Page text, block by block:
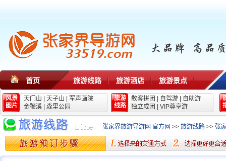
首页 旅游线路 旅游酒店 旅游景点
风景
图片
天门山 天子山
军声画院
金鞭溪
森里公园
旅游
线路
散客拼团 自驾游
自助游
独立成团
VIP尊享游
张家界旅游导游网 官方网 >> 旅游线路 >> 张